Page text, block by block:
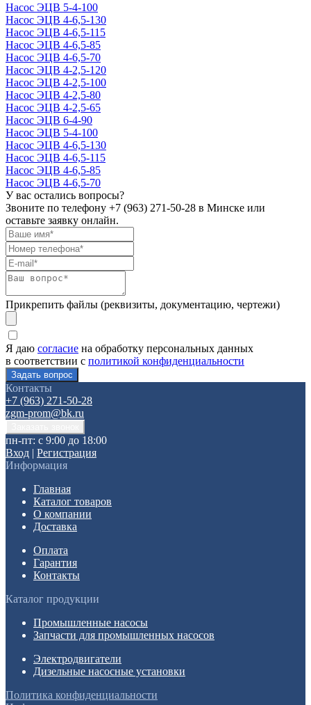
Насос ЭЦВ 5-4-100
Насос ЭЦВ 4-6,5-130
Насос ЭЦВ 4-6,5-115
Насос ЭЦВ 4-6,5-85
Насос ЭЦВ 4-6,5-70
Насос ЭЦВ 4-2,5-120
Насос ЭЦВ 4-2,5-100
Насос ЭЦВ 4-2,5-80
Насос ЭЦВ 4-2,5-65
Насос ЭЦВ 6-4-90
Насос ЭЦВ 5-4-100
Насос ЭЦВ 4-6,5-130
Насос ЭЦВ 4-6,5-115
Насос ЭЦВ 4-6,5-85
Насос ЭЦВ 4-6,5-70
У вас остались вопросы?
Звоните по телефону +7 (963) 271-50-28 в Минске или
оставьте заявку онлайн.
Прикрепить файлы (реквизиты, документацию, чертежи)
Я даю согласие на обработку персональных данных
в соответствии с политикой конфиденциальности
Контакты
+7 (963) 271-50-28
zgm-prom@bk.ru
пн-пт: с 9:00 до 18:00
Вход | Регистрация
Информация
Главная
Каталог товаров
О компании
Доставка
Оплата
Гарантия
Контакты
Каталог продукции
Промышленные насосы
Запчасти для промышленных насосов
Электродвигатели
Дизельные насосные установки
Политика конфиденциальности